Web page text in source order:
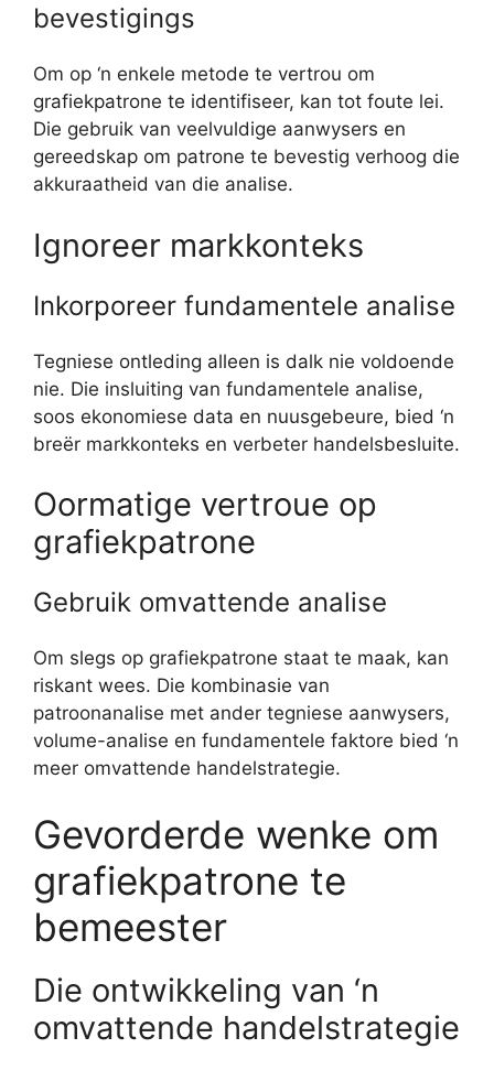
bevestigings
Om op ‘n enkele metode te vertrou om
grafiekpatrone te identifiseer, kan tot foute lei.
Die gebruik van veelvuldige aanwysers en
gereedskap om patrone te bevestig verhoog die
akkuraatheid van die analise.
Ignoreer markkonteks
Inkorporeer fundamentele analise
Tegniese ontleding alleen is dalk nie voldoende
nie. Die insluiting van fundamentele analise,
soos ekonomiese data en nuusgebeure, bied ‘n
breër markkonteks en verbeter handelsbesluite.
Oormatige vertroue op
grafiekpatrone
Gebruik omvattende analise
Om slegs op grafiekpatrone staat te maak, kan
riskant wees. Die kombinasie van
patroonanalise met ander tegniese aanwysers,
volume-analise en fundamentele faktore bied ‘n
meer omvattende handelstrategie.
Gevorderde wenke om
grafiekpatrone te
bemeester
Die ontwikkeling van ‘n
omvattende handelstrategie